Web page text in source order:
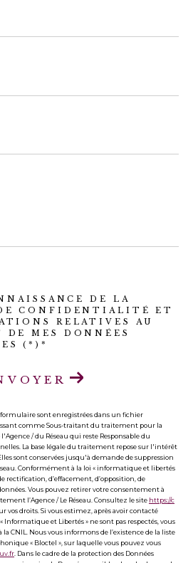
DE LA
CONFIDENTIALITÉ ET
RELATIVES AU
MES DONNÉES
(*)*
sont enregistrées dans un fichier
comme Sous-traitant du traitement pour la
/ du Réseau qui reste Responsable du
La base légale du traitement repose sur l'intérêt
sont conservées jusqu'à demande de suppression
Conformément à la loi « informatique et libertés
rectification, d’effacement, d’opposition, de
Vous pouvez retirer votre consentement à
l’Agence / Le Réseau. Consultez le site https://c
vos droits. Si vous estimez, après avoir contacté
Informatique et Libertés » ne sont pas respectés, vous
CNIL. Nous vous informons de l’existence de la liste
« Bloctel », sur laquelle vous pouvez vous
. Dans le cadre de la protection des Données